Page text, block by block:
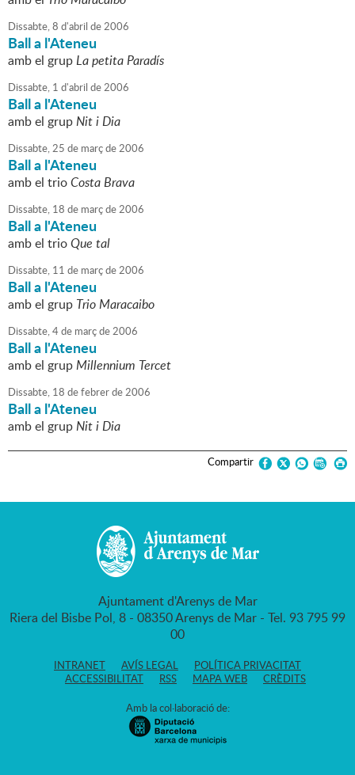
Dissabte,8 d'abril de2006
Ball a l'Ateneu
amb el grupLa petita Paradís
Dissabte, 1 d'abril de2006
Ball a l'Ateneu
amb el grupNit i Dia
Dissabte,25 de marçde2006
Ball a l'Ateneu
amb el trioCosta Brava
Dissabte, 18 de marçde2006
Ball a l'Ateneu
amb el trioQue tal
Dissabte, 11 de marçde2006
Ball a l'Ateneu
amb el grup Trio Maracaibo
Dissabte,4de marçde2006
Ball a l'Ateneu
amb el grupMillennium Tercet
Dissabte, 18 defebrerde2006
Ball a l'Ateneu
amb el grupNit i Dia
Compartir
Ajuntament d'Arenys de Mar
Riera del Bisbe Pol, 8 - 08350 Arenys de Mar - Tel. 93 795 99
00
INTRANET AVÍS LEGAL
POLÍTICA PRIVACITAT
ACCESSIBILITAT
RSS MAPA WEB CRÈDITS
Amb la col·laboració de: